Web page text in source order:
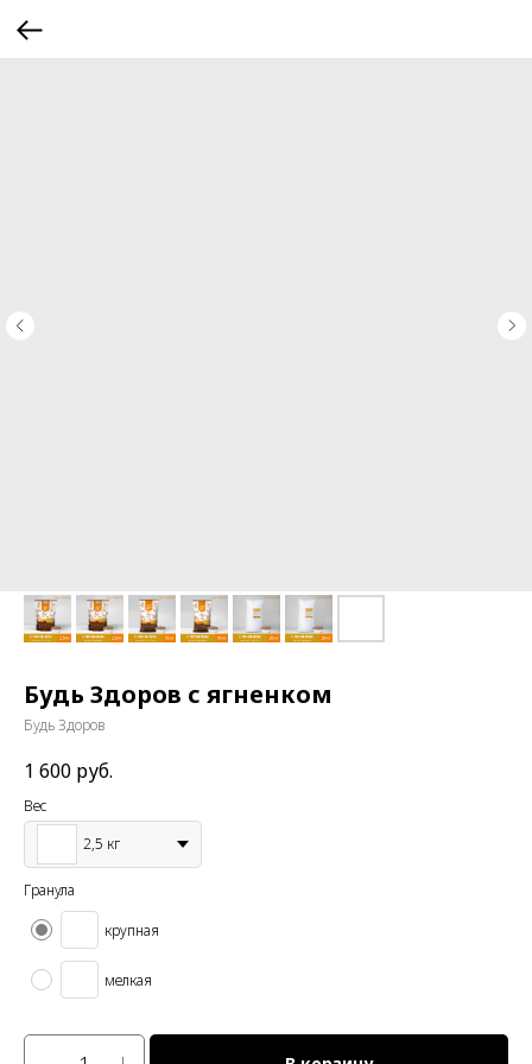
Будь Здоров с ягненком
Будь Здоров
1 600 руб.
Вес
2,5 кг
Гранула
крупная
мелкая